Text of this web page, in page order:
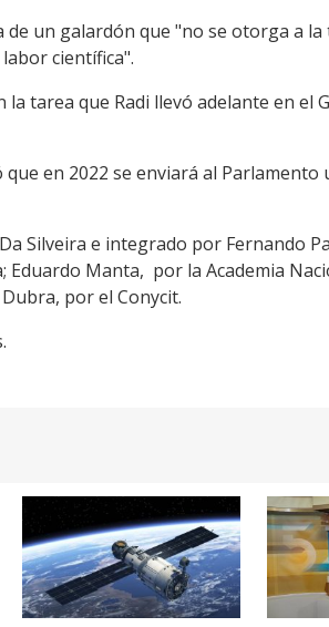
de un galardón que "no se otorga a
científica".
tarea que Radi llevó adelante en el
que en 2022 se enviará al
Silveira e integrado por Fernando
Eduardo Manta, por la Academia
por el Conycit.